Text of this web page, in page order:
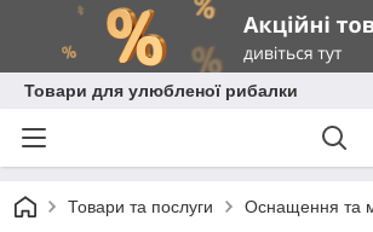
Товари для улюбленої рибалки
Товари та послуги Оснащення та